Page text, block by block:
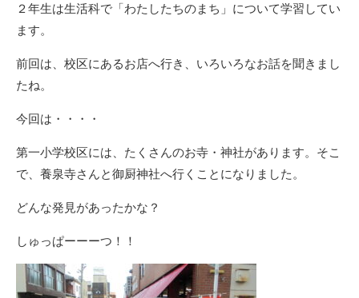
２年生は生活科で「わたしたちのまち」について学習してい
ます。
前回は、校区にあるお店へ行き、いろいろなお話を聞きまし
たね。
今回は・・・・
第一小学校区には、たくさんのお寺・神社があります。そこ
で、養泉寺さんと御厨神社へ行くことになりました。
どんな発見があったかな？
しゅっぱーーーつ！！